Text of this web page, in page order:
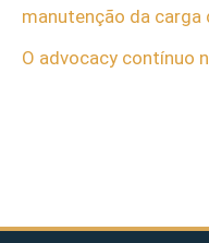
manutenção da carga
O advocacy contínuo